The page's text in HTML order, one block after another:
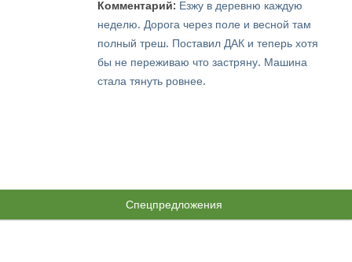
Комментарий: Езжу в деревню каждую
неделю. Дорога через поле и весной там
полный треш. Поставил ДАК и теперь хотя
бы не переживаю что застряну. Машина
стала тянуть ровнее.
Спецпредложения